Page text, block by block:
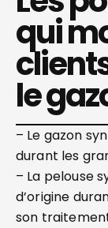
qui
le
– Le gazon
durant les
– La pelouse
d’origine
son